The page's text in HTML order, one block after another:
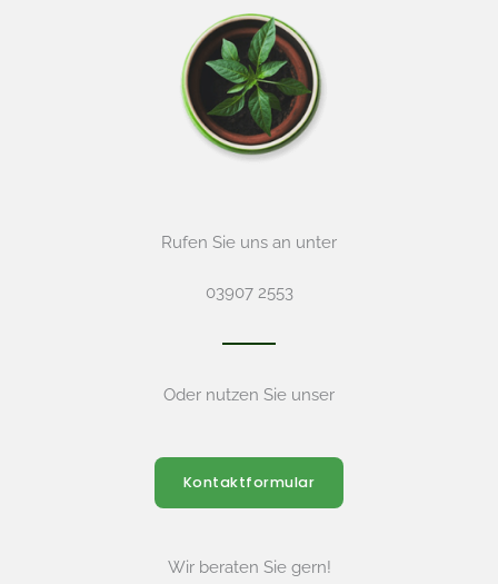
Ihr solides Einsteigerpaket, parallel zu
Ihrem Hausbau oder auch nach Ihrem
Rufen Sie uns an unter
03907 2553
Oder nutzen Sie unser
Kontaktformular
Wir beraten Sie gern!